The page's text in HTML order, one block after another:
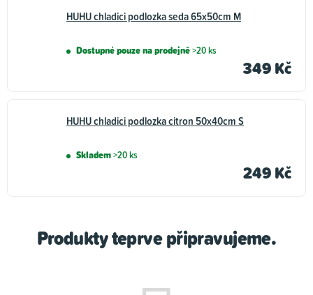
Adresáře a známky
Ostatní doplňky pro
HUHU chladici podlozka seda 65x50cm M
Dostupné pouze na prodejně>20 ks
349 Kč
HUHU chladici podlozka citron 50x40cm S
Skladem>20 ks
249 Kč
Produkty teprve připravujeme.